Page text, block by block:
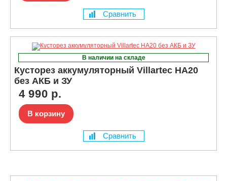
Сравнить
В наличии на складе
Кусторез аккумуляторный Villartec HA20
без АКБ и ЗУ
4 990 р.
В корзину
Сравнить